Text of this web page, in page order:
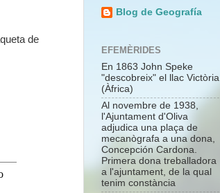
de
Blog de Geografía
EFEMÈRIDES
En 1863 John Speke
"descobreix" el llac Victòria
(Àfrica)
Al novembre de 1938,
l'Ajuntament d'Oliva
adjudica una plaça de
mecanògrafa a una dona,
Concepción Cardona.
Primera dona treballadora
a l'ajuntament, de la qual
tenim constància